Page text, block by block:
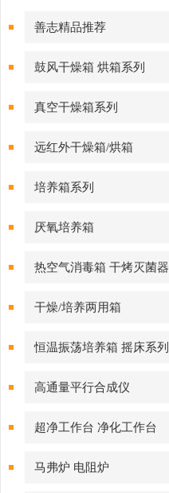
善志精品推荐
鼓风干燥箱 烘箱系列
真空干燥箱系列
远红外干燥箱/烘箱
培养箱系列
厌氧培养箱
热空气消毒箱 干烤灭菌器
干燥/培养两用箱
恒温振荡培养箱 摇床系列
高通量平行合成仪
超净工作台 净化工作台
马弗炉 电阻炉